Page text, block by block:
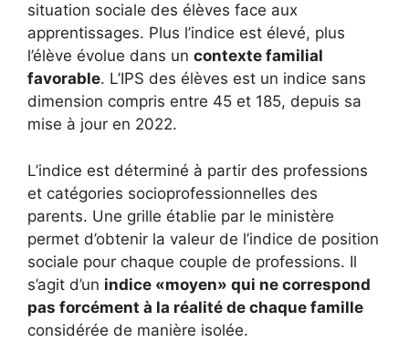
situation sociale des élèves face aux
apprentissages. Plus l’indice est élevé, plus
l’élève évolue dans un contexte familial
favorable. L’IPS des élèves est un indice sans
dimension compris entre 45 et 185, depuis sa
mise à jour en 2022.
L’indice est déterminé à partir des professions
et catégories socioprofessionnelles des
parents. Une grille établie par le ministère
permet d’obtenir la valeur de l’indice de position
sociale pour chaque couple de professions. Il
s’agit d’un indice «moyen» qui ne correspond
pas forcément à la réalité de chaque famille
considérée de manière isolée.